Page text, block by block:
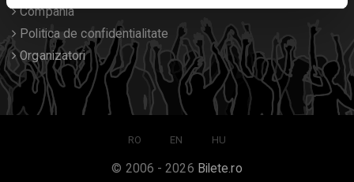
Compania
Politica de confidentialitate
Organizatori
RO EN HU
© 2006 - 2026 Bilete.ro